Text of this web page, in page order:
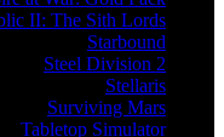
II: The Sith Lords
Starbound
Steel Division 2
Stellaris
Surviving Mars
Tabletop Simulator